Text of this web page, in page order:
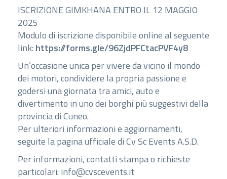
ISCRIZIONE GIMKHANA ENTRO IL 12 MAGGIO
2025
Modulo di iscrizione disponibile online al seguente
link: https://forms.gle/96ZjdPFCtacPVF4y8
Un’occasione unica per vivere da vicino il mondo
dei motori, condividere la propria passione e
godersi una giornata tra amici, auto e
divertimento in uno dei borghi più suggestivi della
provincia di Cuneo.
Per ulteriori informazioni e aggiornamenti,
seguite la pagina ufficiale di Cv Sc Events A.S.D.
Per informazioni, contatti stampa o richieste
particolari: info@cvscevents.it